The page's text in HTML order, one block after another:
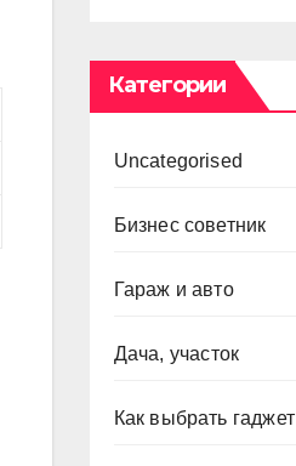
Категории
Uncategorised
Бизнес советник
Гараж и авто
Дача, участок
Как выбрать гаджет